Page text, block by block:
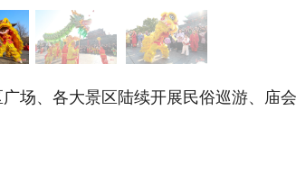
、各大景区陆续开展民俗巡游、庙